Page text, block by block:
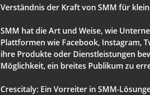
Verständnis der Kraft von SMM für
SMM hat die Art und Weise, wie
Plattformen wie Facebook, Instagram,
ihre Produkte oder Dienstleistungen
Möglichkeit, ein breites Publikum zu
Crescitaly: Ein Vorreiter in SMM-